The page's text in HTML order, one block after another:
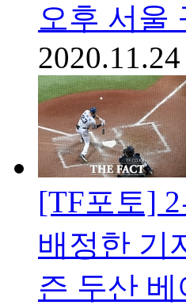
오후 서울
[TF포토]
배정한 기
즌 두산